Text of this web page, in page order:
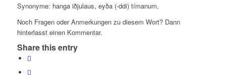
Synonyme: hanga iðjulaus, eyða (-ddi) tímanum,
Noch Fragen oder Anmerkungen zu diesem Wort? Dann
hinterlasst einen Kommentar.
Share this entry